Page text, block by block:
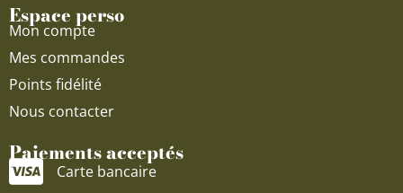
Espace perso
Mon compte
Mes commandes
Points fidélité
Nous contacter
Paiements acceptés
Carte bancaire